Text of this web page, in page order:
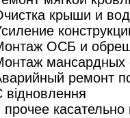
крыши и
ОСБ и
мансардных
ремонт
відновлення
прочее